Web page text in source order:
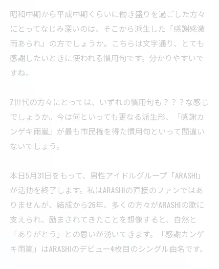
昭和中期から平成中期くらいに働き盛りを過ごした方々
にとってなじみ深いのは、そこから派生した「感謝感激
雨あられ」の方でしょうか。こちらは文字通り、とても
感謝したいときに使われる慣用句です。分かりやすいで
すね。
Z世代の方々にとっては、いずれの慣用句も？？？な感じ
でしょうか。今は何といっても更なる派生形、「感謝カ
ンゲキ雨嵐」が最も市民権を得た慣用句といって間違い
ないでしょう。
本日5月31日をもって、男性アイドルグループ「ARASHI」
が活動を終了します。私はARASHIの直接のファンではあ
りませんが、結成から26年、多くの方々がARASHIの歌に
支えられ、励まされてきたことを想像すると、自然と
「ありがとう」との思いが湧いてきます。「感謝カンゲ
キ雨嵐」はARASHIのデビュー4枚目のシングル曲名です。